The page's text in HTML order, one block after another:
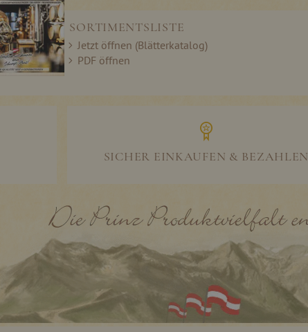
SORTIMENTSLISTE
Jetzt öffnen (Blätterkatalog)
PDF öffnen
SICHER EINKAUFEN & BEZAHLEN